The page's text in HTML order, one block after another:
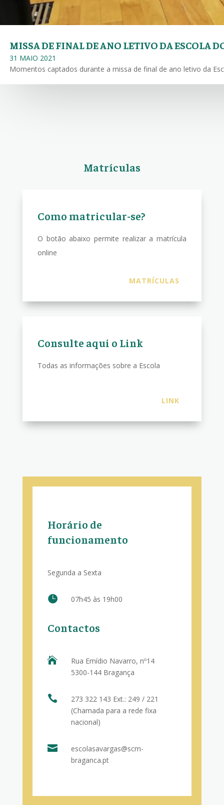
MISSA DE FINAL DE ANO LETIVO DA ESCOLA
31 MAIO 2021
Momentos captados durante a missa de final de ano letivo da
Matrículas
Como matricular-se?
O botão abaixo permite realizar a matrícula
online
MATRÍCULAS
Consulte aqui o Link
Todas as informações sobre a Escola
LINK
Horário de
funcionamento
Segunda a Sexta
 07h45 às 19h00
Contactos

Rua Emídio Navarro, nº14
5300-144 Bragança

273 322 143 Ext.: 249 / 221
(Chamada para a rede fixa
nacional)

escolasavargas@scm-
braganca.pt